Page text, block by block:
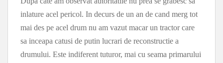
inlature acel pericol. In decurs de un an de cand merg tot
mai des pe acel drum nu am vazut macar un tractor care
sa inceapa catusi de putin lucrari de reconstructie a
drumului. Este indiferent tuturor, mai cu seama primarului